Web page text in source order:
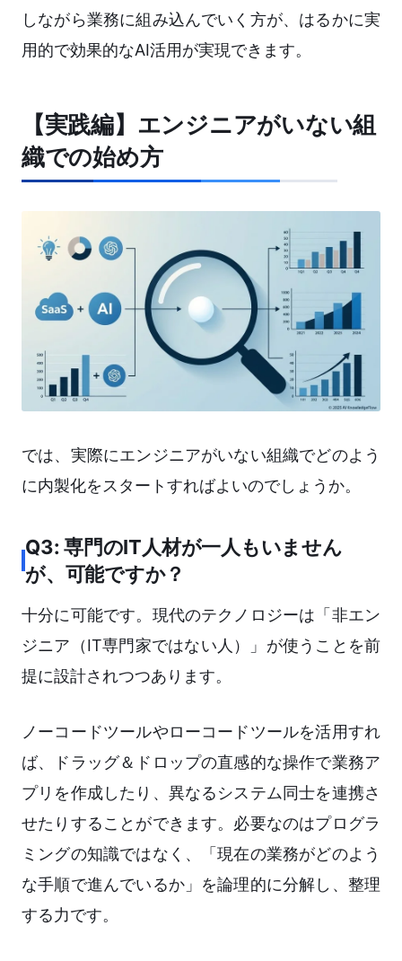
しながら業務に組み込んでいく方が、はるかに実
用的で効果的なAI活用が実現できます。
【実践編】エンジニアがいない組
織での始め方
では、実際にエンジニアがいない組織でどのよう
に内製化をスタートすればよいのでしょうか。
Q3: 専門のIT人材が一人もいません
が、可能ですか？
十分に可能です。現代のテクノロジーは「非エン
ジニア（IT専門家ではない人）」が使うことを前
提に設計されつつあります。
ノーコードツールやローコードツールを活用すれ
ば、ドラッグ＆ドロップの直感的な操作で業務ア
プリを作成したり、異なるシステム同士を連携さ
せたりすることができます。必要なのはプログラ
ミングの知識ではなく、「現在の業務がどのよう
な手順で進んでいるか」を論理的に分解し、整理
する力です。